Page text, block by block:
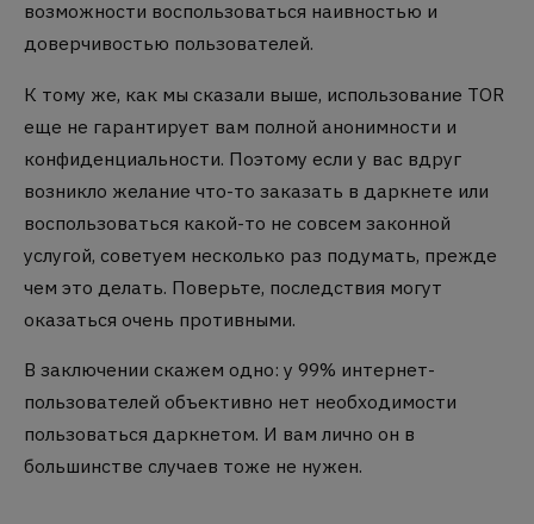
возможности воспользоваться наивностью и
доверчивостью пользователей.
К тому же, как мы сказали выше, использование TOR
еще не гарантирует вам полной анонимности и
конфиденциальности. Поэтому если у вас вдруг
возникло желание что-то заказать в даркнете или
воспользоваться какой-то не совсем законной
услугой, советуем несколько раз подумать, прежде
чем это делать. Поверьте, последствия могут
оказаться очень противными.
В заключении скажем одно: у 99% интернет-
пользователей объективно нет необходимости
пользоваться даркнетом. И вам лично он в
большинстве случаев тоже не нужен.